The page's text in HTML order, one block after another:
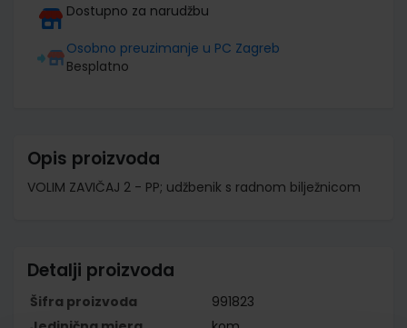
Dostupno za narudžbu
Osobno preuzimanje u PC Zagreb
Besplatno
Opis proizvoda
VOLIM ZAVIČAJ 2 - PP; udžbenik s radnom bilježnicom
Detalji proizvoda
Šifra proizvoda
991823